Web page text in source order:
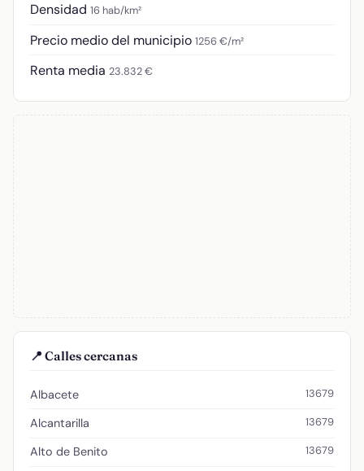
Densidad 16 hab/km²
Precio medio del municipio 1256 €/m²
Renta media 23.832 €
📍 Calles cercanas
Albacete 13679
Alcantarilla 13679
Alto de Benito 13679